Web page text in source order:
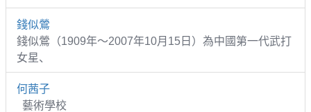
錢似鶯
錢似鶯（1909年～2007年10月15日）為中國第一代武打
女星、
何茜子
藝術學校